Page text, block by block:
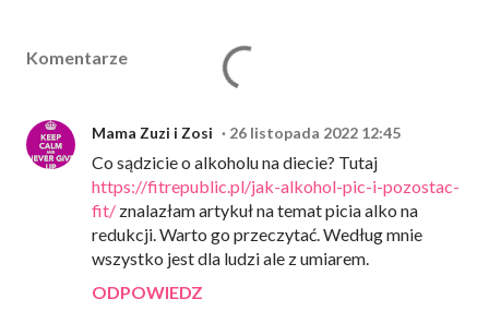
Komentarze
Mama Zuzi i Zosi 26 listopada 2022 12:45
Co sądzicie o alkoholu na diecie? Tutaj
https://fitrepublic.pl/jak-alkohol-pic-i-pozostac-
fit/ znalazłam artykuł na temat picia alko na
redukcji. Warto go przeczytać. Według mnie
wszystko jest dla ludzi ale z umiarem.
ODPOWIEDZ